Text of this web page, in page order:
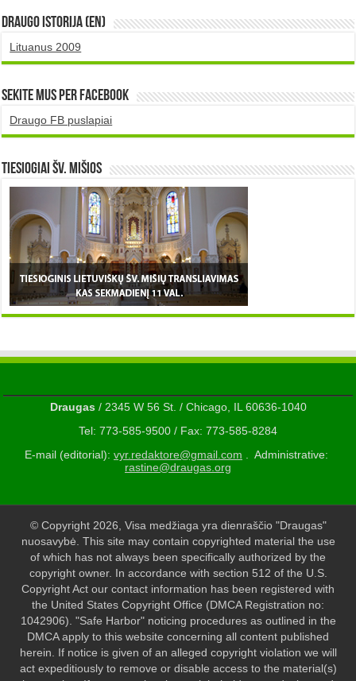
DRAUGO istorija (EN)
Lituanus 2009
Sekite mus per Facebook
Draugo FB puslapiai
TIESIOGIAI šv. MIŠIOS
Draugas/ 2345 W 56 St. / Chicago, IL 60636-1040
Tel: 773-585-9500 / Fax: 773-585-8284
E-mail (editorial): vyr.redaktore@gmail.com . Administrative:
rastine@draugas.org
© Copyright 2026, Visa medžiaga yra dienraščio "Draugas"
nuosavybė. This site may contain copyrighted material the use
of which has not always been specifically authorized by the
copyright owner. In accordance with section 512 of the U.S.
Copyright Act our contact information has been registered with
the United States Copyright Office (DMCA Registration no:
1042906). "Safe Harbor" noticing procedures as outlined in the
DMCA apply to this website concerning all content published
herein. If notice is given of an alleged copyright violation we will
act expeditiously to remove or disable access to the material(s)